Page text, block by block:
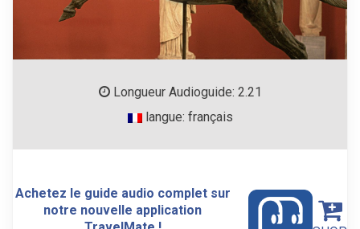
Longueur Audioguide: 2.21
langue: français
Achetez le guide audio complet sur
notre nouvelle application